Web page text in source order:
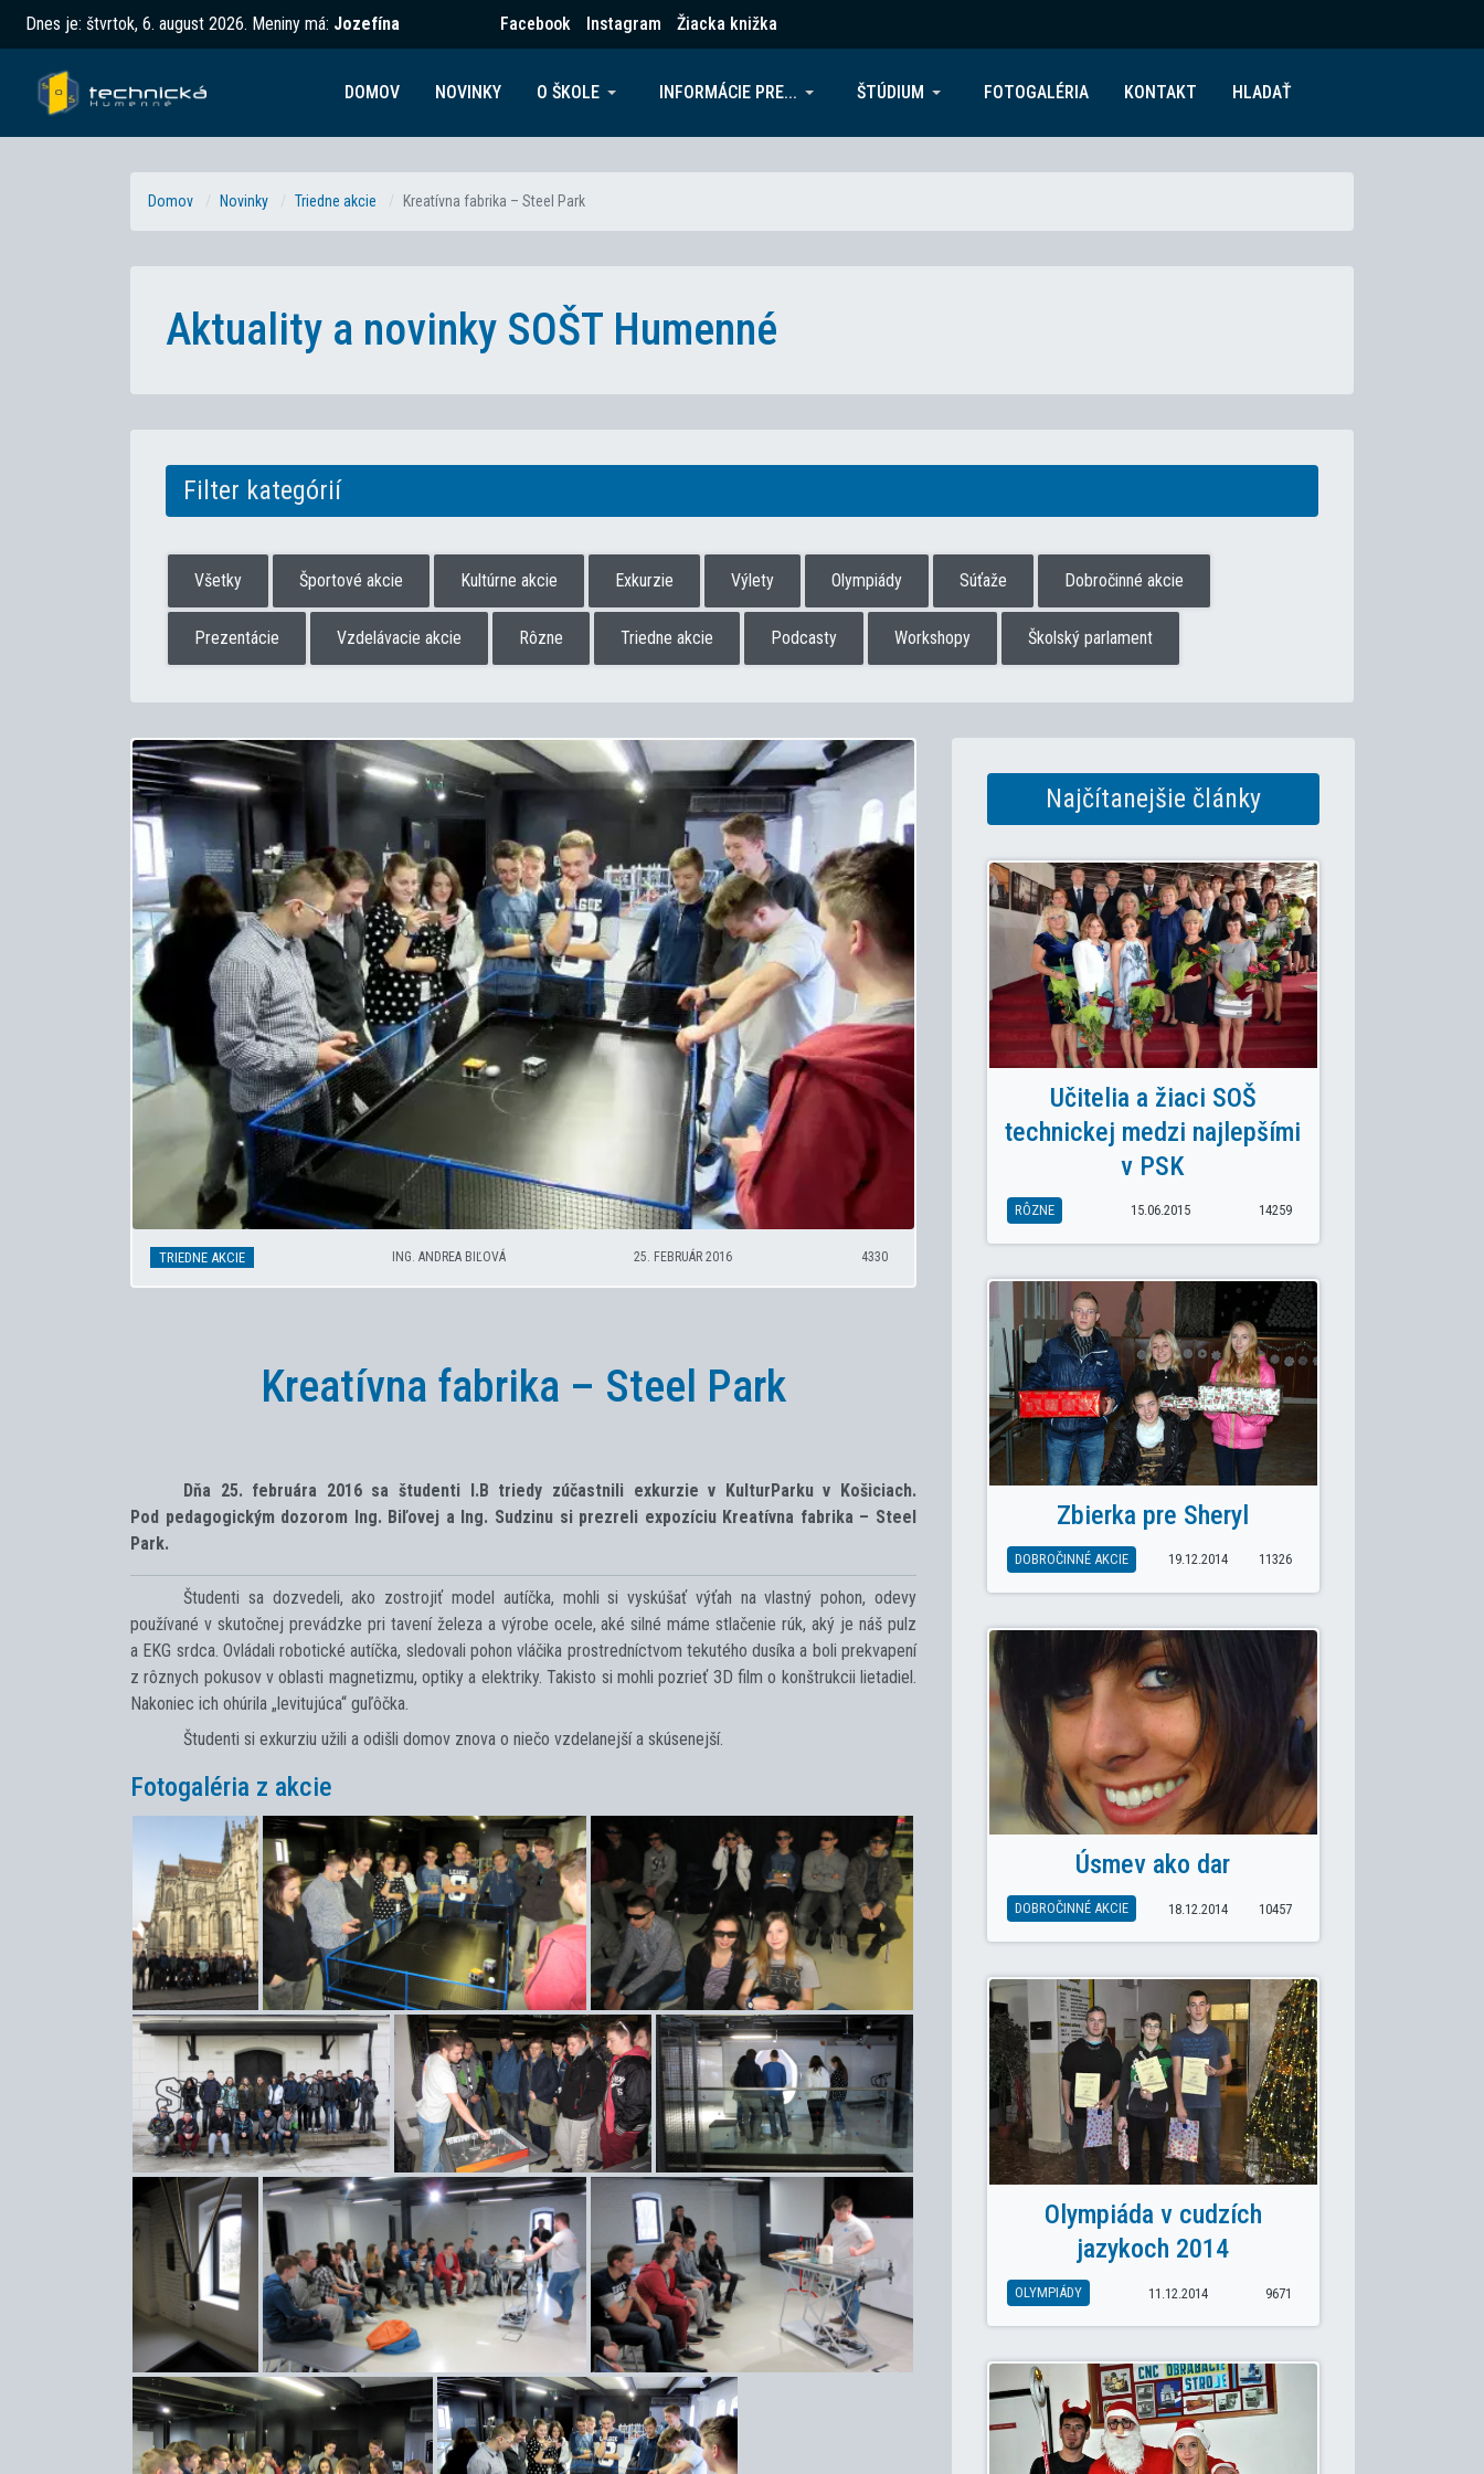
Dnes je: štvrtok, 6. august 2026. Meniny má: Jozefína Facebook Instagram Žiacka knižka
DOMOV NOVINKY O ŠKOLE INFORMÁCIE PRE... ŠTÚDIUM FOTOGALÉRIA KONTAKT HLADAŤ
Domov Novinky Triedne akcie Kreatívna fabrika – Steel Park
Aktuality a novinky SOŠT Humenné
Filter kategórií
Všetky Športové akcie Kultúrne akcie Exkurzie Výlety Olympiády Súťaže Dobročinné akcie
Prezentácie Vzdelávacie akcie Rôzne Triedne akcie Podcasty Workshopy Školský parlament
TRIEDNE AKCIE ING. ANDREA BIĽOVÁ 25. FEBRUÁR 2016 4330
Kreatívna fabrika – Steel Park
Dňa 25. februára 2016 sa študenti I.B triedy zúčastnili exkurzie v KulturParku v Košiciach.
Pod pedagogickým dozorom Ing. Biľovej a Ing. Sudzinu si prezreli expozíciu Kreatívna fabrika – Steel
Park.
Študenti sa dozvedeli, ako zostrojiť model autíčka, mohli si vyskúšať výťah na vlastný pohon, odevy
používané v skutočnej prevádzke pri tavení železa a výrobe ocele, aké silné máme stlačenie rúk, aký je náš pulz
a EKG srdca. Ovládali robotické autíčka, sledovali pohon vláčika prostredníctvom tekutého dusíka a boli prekvapení
z rôznych pokusov v oblasti magnetizmu, optiky a elektriky. Takisto si mohli pozrieť 3D film o konštrukcii lietadiel.
Nakoniec ich ohúrila „levitujúca“ guľôčka.
Študenti si exkurziu užili a odišli domov znova o niečo vzdelanejší a skúsenejší.
Fotogaléria z akcie
Najčítanejšie články
Učitelia a žiaci SOŠ
technickej medzi najlepšími
v PSK
RÔZNE 15.06.2015 14259
Zbierka pre Sheryl
DOBROČINNÉ AKCIE 19.12.2014 11326
Úsmev ako dar
DOBROČINNÉ AKCIE 18.12.2014 10457
Olympiáda v cudzích
jazykoch 2014
OLYMPIÁDY 11.12.2014 9671